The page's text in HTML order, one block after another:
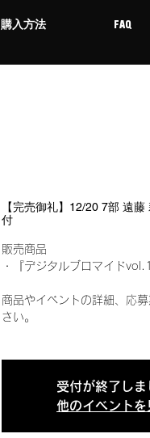
購入方法 FAQ
【完売御礼】12/20 7部 遠
付
販売商品
・『デジタルブロマイド
商品やイベントの詳細、応
さい。
受付が終了しま
他のイベントを